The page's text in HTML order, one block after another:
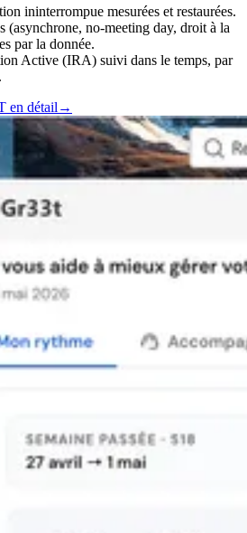
ininterrompue mesurées et restaurées.
(asynchrone, no-meeting day, droit à la
par la donnée.
Active (IRA) suivi dans le temps, par
en détail →